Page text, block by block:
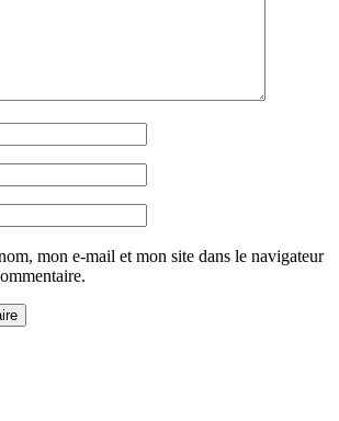
mon e-mail et mon site dans le navigateur